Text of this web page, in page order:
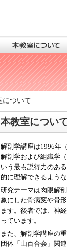
について
本教室につい
解剖学講座は1996年
解剖学および組織学
いう最も説得力のあ
的に理解できるよう
研究テーマは肉眼解
象にした骨病変や骨
ます。後者では、神
っています。
また、解剖学講座の
団体「山百合会」関